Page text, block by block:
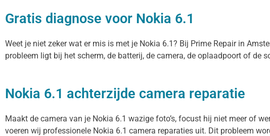
Gratis diagnose voor Nokia 6.1
Weet je niet zeker wat er mis is met je Nokia 6.1? Bij Prime Repair in
probleem ligt bij het scherm, de batterij, de camera, de oplaadpoort of
Nokia 6.1 achterzijde camera reparatie
Maakt de camera van je Nokia 6.1 wazige foto’s, focust hij niet meer of
voeren wij professionele Nokia 6.1 camera reparaties uit. Dit probleem